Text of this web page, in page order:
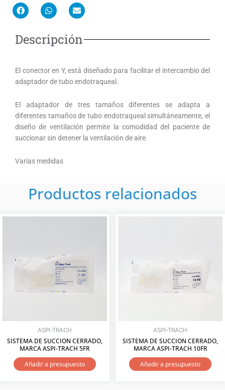
F
a
b
o
W
h
s
a
E
n
l
o
Descripción
El conector en Y, está diseñado para facilitar el intercambio del
adaptador de tubo endotraqueal.
El adaptador de tres tamaños diferentes se adapta a
diferentes tamaños de tubo endotraqueal simultáneamente, el
diseño de ventilación permite la comodidad del paciente de
succionar sin detener la ventilación de aire.
Varias medidas
Productos relacionados
ASPI-TRACH
SISTEMA DE SUCCION CERRADO,
MARCA ASPI-TRACH 5FR
Añadir a presupuesto
ASPI-TRACH
SISTEMA DE SUCCION CERRADO,
MARCA ASPI-TRACH 10FR
Añadir a presupuesto